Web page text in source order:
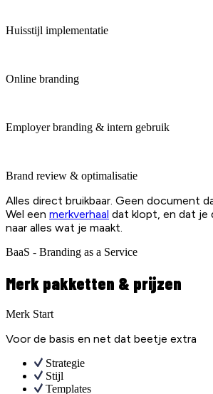
Huisstijl implementatie
Online branding
Employer branding & intern gebruik
Brand review & optimalisatie
Alles direct bruikbaar. Geen document
Wel een merkverhaal dat klopt, en dat je
naar alles wat je maakt.
BaaS - Branding as a Service
Merk pakketten & prijzen
Merk Start
Voor de basis en net dat beetje extra
Strategie
Stijl
Templates